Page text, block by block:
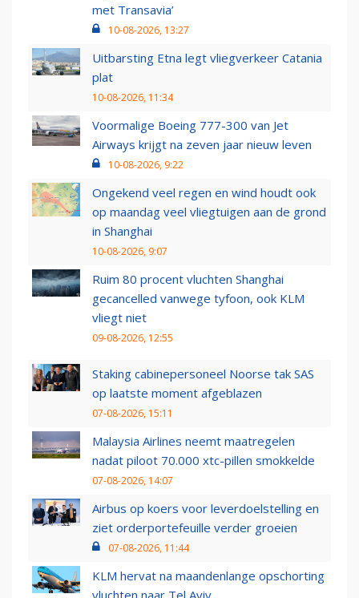
met Transavia’
10-08-2026, 13:27
Uitbarsting Etna legt vliegverkeer Catania
plat
10-08-2026, 11:34
Voormalige Boeing 777-300 van Jet
Airways krijgt na zeven jaar nieuw leven
10-08-2026, 9:22
Ongekend veel regen en wind houdt ook
op maandag veel vliegtuigen aan de grond
in Shanghai
10-08-2026, 9:07
Ruim 80 procent vluchten Shanghai
gecancelled vanwege tyfoon, ook KLM
vliegt niet
09-08-2026, 12:55
Staking cabinepersoneel Noorse tak SAS
op laatste moment afgeblazen
07-08-2026, 15:11
Malaysia Airlines neemt maatregelen
nadat piloot 70.000 xtc-pillen smokkelde
07-08-2026, 14:07
Airbus op koers voor leverdoelstelling en
ziet orderportefeuille verder groeien
07-08-2026, 11:44
KLM hervat na maandenlange opschorting